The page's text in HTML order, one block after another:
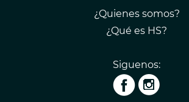
¿Quienes somos?
¿Qué es HS?
Siguenos: